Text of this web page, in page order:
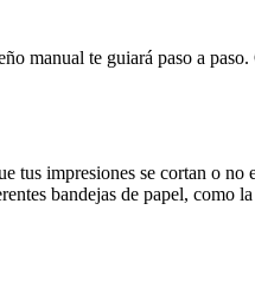
manual te guiará paso a
impresiones se cortan o
bandejas de papel, como